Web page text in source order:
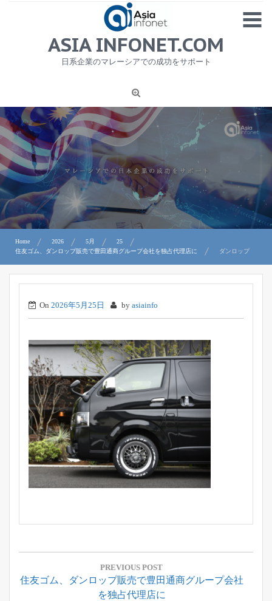
MENU
1
ニュース
労務サービス
プライバシーポリシー及び著作権について
お問合せ
ASIA INFONET.COM
日系企業のマレーシアでの成功をサポート
Home 2026 5月
25
住友ゴム、ダンロップ販売で豊田通商グループ会社を独占代理店に
ダンロップ
On 2026年5月25日 by asiainfo
投
ナ
PREVIOUS POST
Previous
住友ゴム、ダンロップ販売で豊田通商グループ会社
を独占代理店に